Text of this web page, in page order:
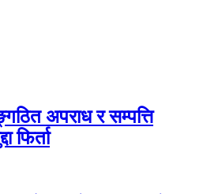
अपराध र सम्पत्ति
फिर्ता